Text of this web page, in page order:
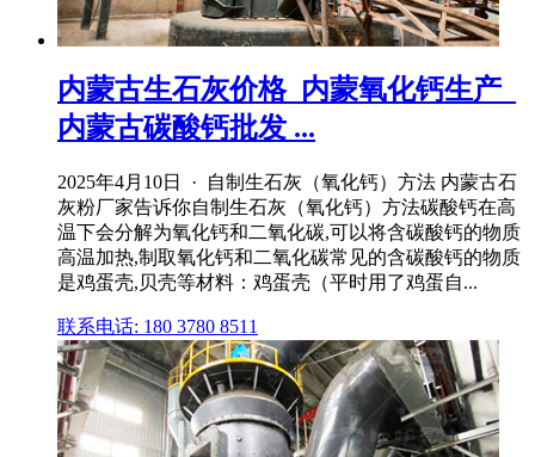
内蒙古生石灰价格_内蒙氧化钙生产_
内蒙古碳酸钙批发 ...
2025年4月10日 · 自制生石灰（氧化钙）方法 内蒙古石
灰粉厂家告诉你自制生石灰（氧化钙）方法碳酸钙在高
温下会分解为氧化钙和二氧化碳,可以将含碳酸钙的物质
高温加热,制取氧化钙和二氧化碳常见的含碳酸钙的物质
是鸡蛋壳,贝壳等材料：鸡蛋壳（平时用了鸡蛋自...
联系电话: 180 3780 8511